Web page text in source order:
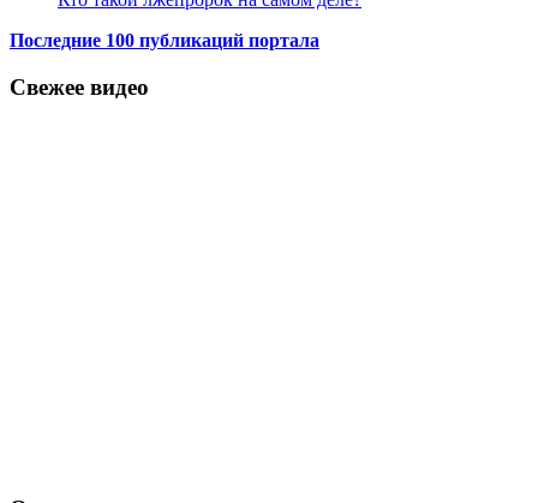
Последние 100 публикаций портала
Свежее видео